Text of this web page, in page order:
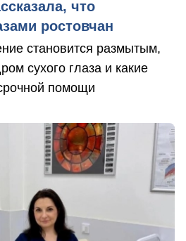
что
ростовчан
становится размытым,
сухого глаза и какие
помощи